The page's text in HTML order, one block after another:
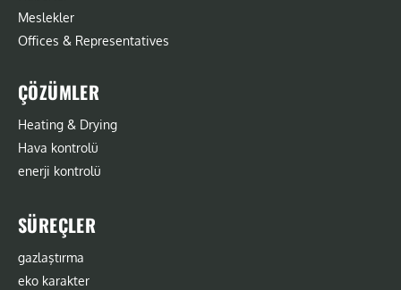
Meslekler
Offices & Representatives
ÇÖZÜMLER
Heating & Drying
Hava kontrolü
enerji kontrolü
SÜREÇLER
gazlaştırma
eko karakter